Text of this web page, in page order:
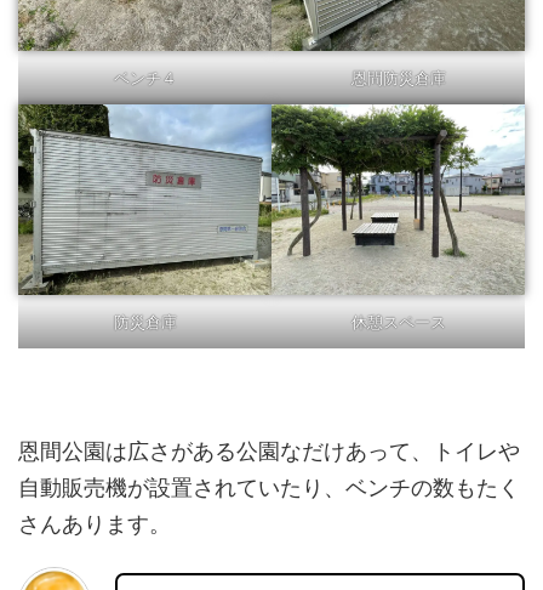
ベンチ４ 恩間防災倉庫
防災倉庫 休憩スペース
恩間公園は広さがある公園なだけあって、トイレや
自動販売機が設置されていたり、ベンチの数もたく
さんあります。